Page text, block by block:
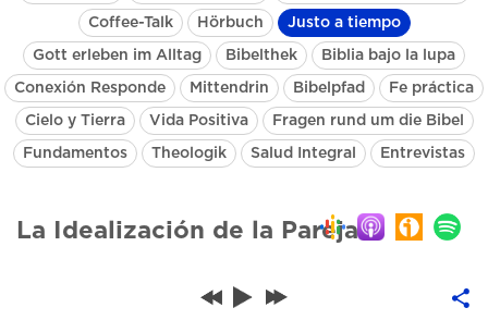
Coffee-Talk Hörbuch Justo a tiempo
Gott erleben im Alltag Bibelthek Biblia bajo la lupa
Conexión Responde Mittendrin Bibelpfad Fe práctica
Cielo y Tierra Vida Positiva Fragen rund um die Bibel
Fundamentos Theologik Salud Integral Entrevistas
La Idealización de la Pareja